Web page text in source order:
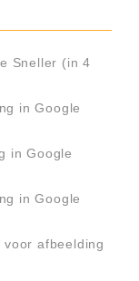
Sneller (in 4
in Google
in Google
in Google
voor afbeelding